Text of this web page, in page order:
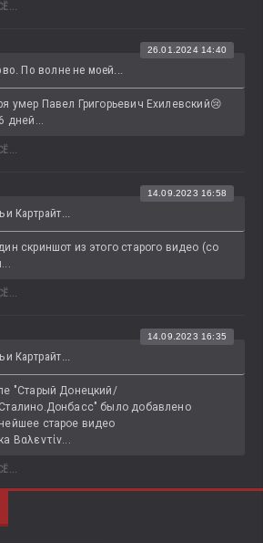
По волне не моей...
26.01.2024 14:40
умер Павел Григорьевич Ехилевский😢
дней...
Картрайт...
14.09.2023 16:58
скриншот из этого старого видео (со
Картрайт...
14.09.2023 16:35
"Старый Донецкий/
было добавлено
старое видео
Βαλεντίν...